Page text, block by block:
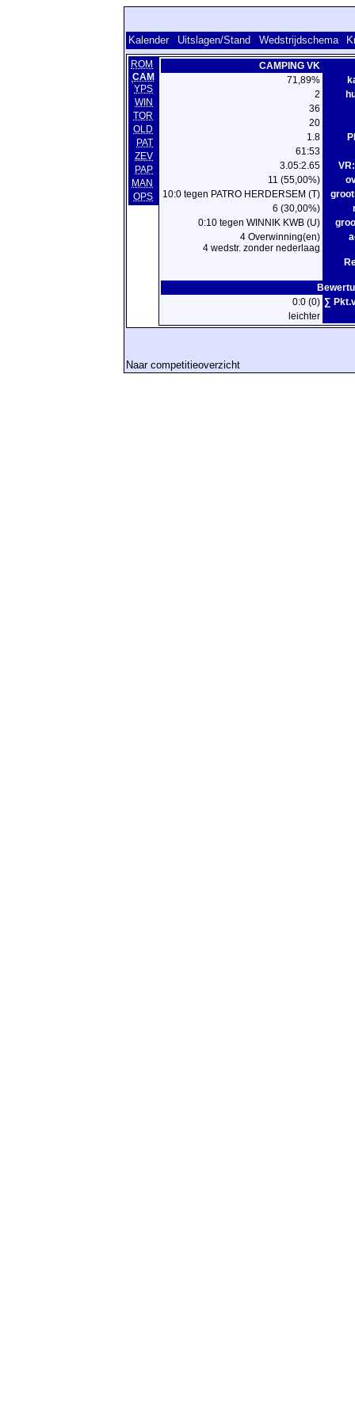
Kalender Uitslagen/Stand Wedstrijdschema
ROM
CAM
YPS
WIN
TOR
OLD
PAT
ZEV
PAP
MAN
OPS
CAMPING VK
71,89%
2
36
20
1.8
61:53
3.05:2.65
11 (55,00%)
10:0 tegen PATRO HERDERSEM (T)
6 (30,00%)
0:10 tegen WINNIK KWB (U)
4 Overwinning(en)
4 wedstr. zonder nederlaag
0:0 (0) ∑
leichter
Naar competitieoverzicht